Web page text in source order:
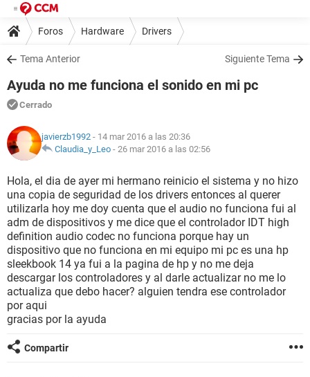
Foros Hardware Drivers
Tema Anterior Siguiente Tema
Ayuda no me funciona el sonido en mi pc
Cerrado
javierzb1992 - 14 mar 2016 a las 20:36
Claudia_y_Leo - 26 mar 2016 a las 02:56
Hola, el dia de ayer mi hermano reinicio el sistema y no hizo
una copia de seguridad de los drivers entonces al querer
utilizarla hoy me doy cuenta que el audio no funciona fui al
adm de dispositivos y me dice que el controlador IDT high
definition audio codec no funciona porque hay un
dispositivo que no funciona en mi equipo mi pc es una hp
sleekbook 14 ya fui a la pagina de hp y no me deja
descargar los controladores y al darle actualizar no me lo
actualiza que debo hacer? alguien tendra ese controlador
por aqui
gracias por la ayuda
Compartir